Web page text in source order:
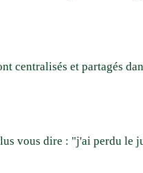
centralisés et partagés
vous dire : "j'ai perdu le